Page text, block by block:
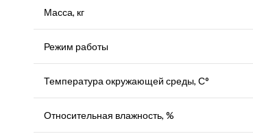
Масса, кг
Режим работы
Температура окружающей среды, С°
Относительная влажность, %